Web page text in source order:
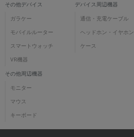
その他デバイス
ガラケー
モバイルルーター
スマートウォッチ
VR機器
デバイス周辺機器
通信・充電ケーブル
ヘッドホン・イヤホン
ケース
その他周辺機器
モニター
マウス
キーボード